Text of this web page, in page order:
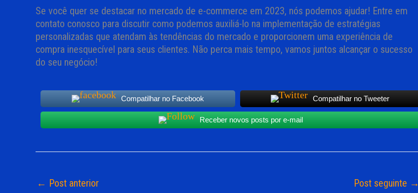
Se você quer se destacar no mercado de e-commerce em 2023, nós podemos ajudar! Entre em
contato conosco para discutir como podemos auxiliá-lo na implementação de estratégias
personalizadas que atendam às tendências do mercado e proporcionem uma experiência de
compra inesquecível para seus clientes. Não perca mais tempo, vamos juntos alcançar o sucesso
do seu negócio!
Compatilhar no Facebook Compatilhar no Tweeter
Receber novos posts por e-mail
← Post anterior Post seguinte →